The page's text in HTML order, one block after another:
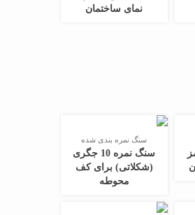
نمای ساختمان
سنگ نمره بندی شده
سنگ نمره 10 جگری
(شکلاتی) برای کف
محوطه